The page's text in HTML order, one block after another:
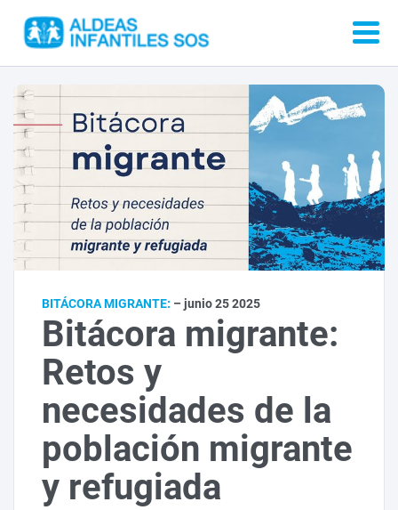
BITÁCORA MIGRANTE: – junio 25 2025
Bitácora migrante:
Retos y
necesidades de la
población migrante
y refugiada